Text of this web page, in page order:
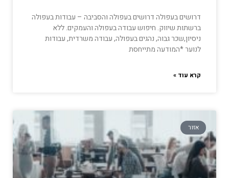
דרושים בעפולה דרושים בעפולה והסביבה – עבודות בעפולה
ברשתות שיווק. חיפוש עבודה בעפולה והעמקים. ללא
ניסיון,שכר גבוה, נהגים בעפולה, עבודה משרדית, עבודות
לנוער *המודעה מתייחסת
קרא עוד »
אזור